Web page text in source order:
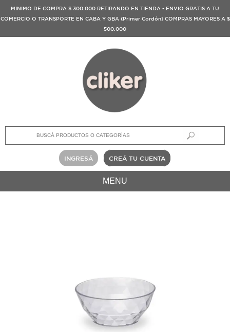
MINIMO DE COMPRA $ 300.000 RETIRANDO EN TIENDA - ENVIO GRATIS A TU
COMERCIO O TRANSPORTE EN CABA Y GBA (Primer Cordón) COMPRAS MAYORES A $
500.000
INGRESÁ CREÁ TU CUENTA
MENU